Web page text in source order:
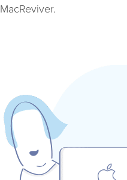
MacReviver.